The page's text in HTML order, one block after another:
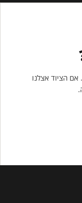
אם הציוד אצלנו